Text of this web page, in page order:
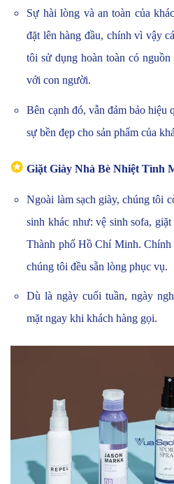
Sự hài lòng và an toàn của
đặt lên hàng đầu, chính vì vậy
tôi sử dụng hoàn toàn có
với con người.
Bên cạnh đó, vẫn đảm bảo hiệu
sự bền đẹp cho sản phẩm của
✪ Giặt Giày Nhà Bè Nhiệt Tình
Ngoài làm sạch giày, chúng tôi
sinh khác như: vệ sinh sofa,
Thành phố Hồ Chí Minh. Chính
chúng tôi đều sẵn lòng phục vụ.
Dù là ngày cuối tuần, ngày
mặt ngay khi khách hàng gọi.